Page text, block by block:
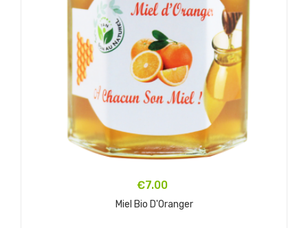
€7.00
Miel Bio D'Oranger